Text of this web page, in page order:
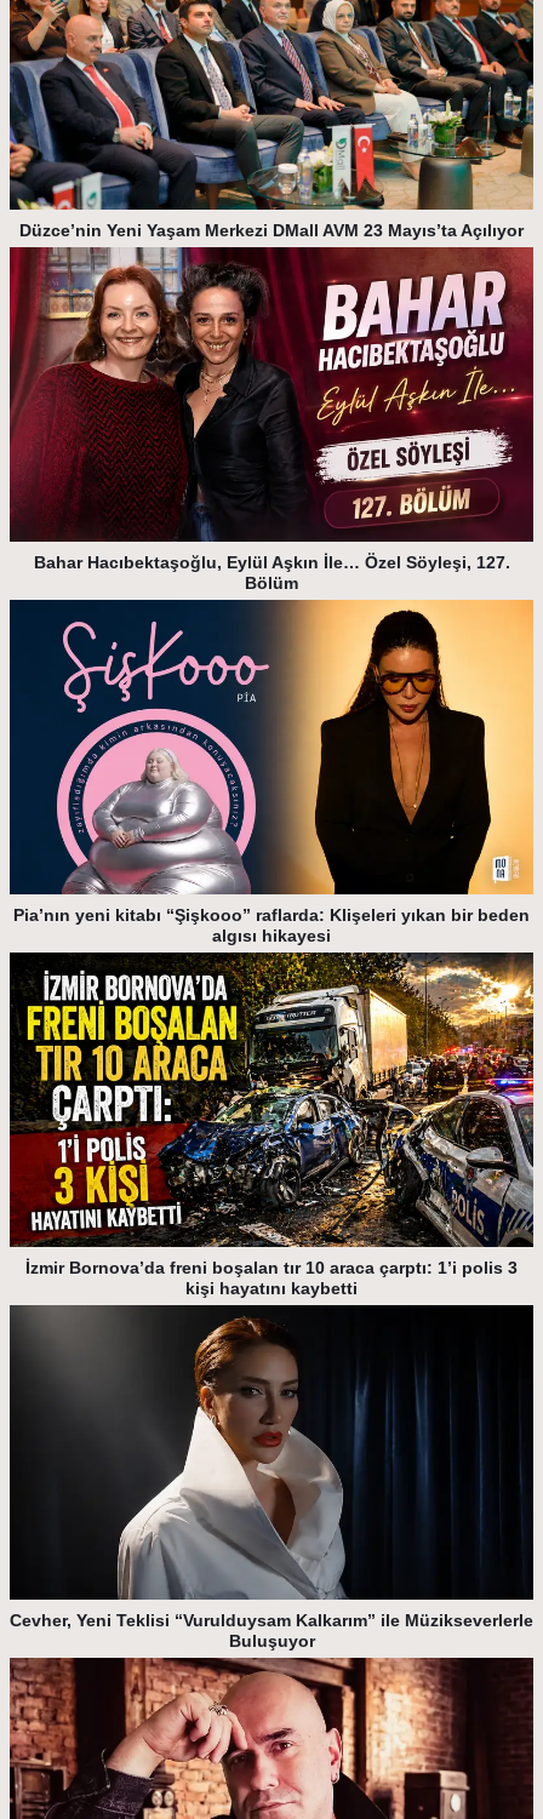
Düzce’nin Yeni Yaşam Merkezi DMall AVM 23 Mayıs’ta Açılıyor
Bahar Hacıbektaşoğlu, Eylül Aşkın İle… Özel Söyleşi, 127.
Bölüm
Pia’nın yeni kitabı “Şişkooo” raflarda: Klişeleri yıkan bir beden
algısı hikayesi
İzmir Bornova’da freni boşalan tır 10 araca çarptı: 1’i polis 3
kişi hayatını kaybetti
Cevher, Yeni Teklisi “Vurulduysam Kalkarım” ile Müzikseverlerle
Buluşuyor